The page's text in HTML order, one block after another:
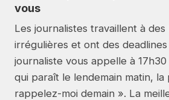
vous
Les journalistes travaillent à des
irrégulières et ont des
journaliste vous appelle à
qui paraît le lendemain matin,
rappelez-moi demain ». La